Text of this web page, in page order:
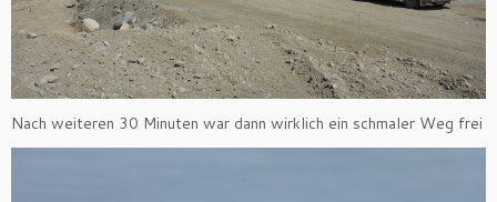
Nach weiteren 30 Minuten war dann wirklich ein schmaler Weg frei